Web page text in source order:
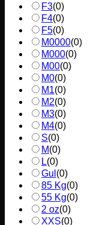
F3(0)
F4(0)
F5(0)
M0000(0)
M000(0)
M00(0)
M0(0)
M1(0)
M2(0)
M3(0)
M4(0)
S(0)
M(0)
L(0)
Gul (0)
85 Kg(0)
55 Kg(0)
2 oz(0)
XXS(0)